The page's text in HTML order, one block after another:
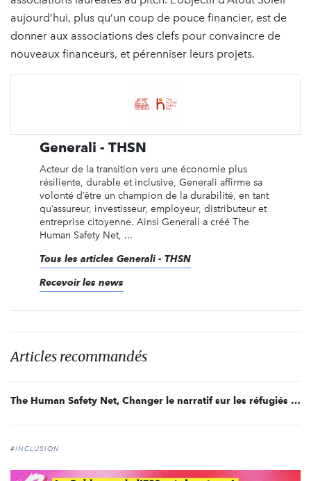
aujourd’hui, plus qu’un coup de pouce financier, est de
donner aux associations des clefs pour convaincre de
nouveaux financeurs, et pérenniser leurs projets.
Generali - THSN
Acteur de la transition vers une économie plus
résiliente, durable et inclusive, Generali affirme sa
volonté d’être un champion de la durabilité, en tant
qu’assureur, investisseur, employeur, distributeur et
entreprise citoyenne. Ainsi Generali a créé The
Human Safety Net, ...
Tous les articles Generali - THSN
Recevoir les news
Articles recommandés
The Human Safety Net, Changer le narratif sur les réfugiés - Entretien avec Benoit Hamon
#INCLUSION